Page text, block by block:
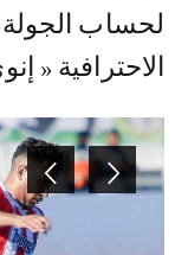
الاحترافية «